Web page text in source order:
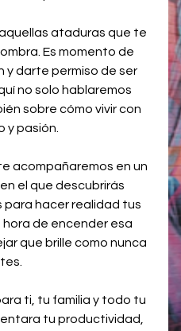
ataduras que te
Es momento de
y darte permiso de ser
no solo hablaremos
sobre cómo vivir con
y pasión.
acompañaremos en un
el que descubrirás
hacer realidad tus
hora de encender esa
que brille como nunca
ti, tu familia y todo tu
tu productividad,